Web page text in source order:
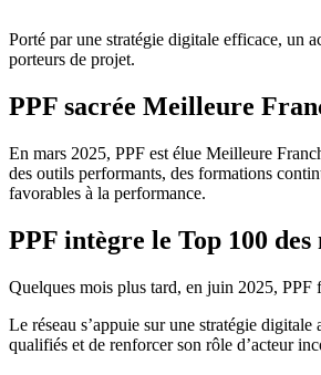
Porté par une stratégie digitale efficace, un
porteurs de projet.
PPF sacrée Meilleure
En mars 2025, PPF est élue Meilleure
des outils performants, des formations
favorables à la performance.
PPF intègre le Top 100
Quelques mois plus tard, en juin 2025, PPF
Le réseau s’appuie sur une stratégie
qualifiés et de renforcer son rôle d’acteur